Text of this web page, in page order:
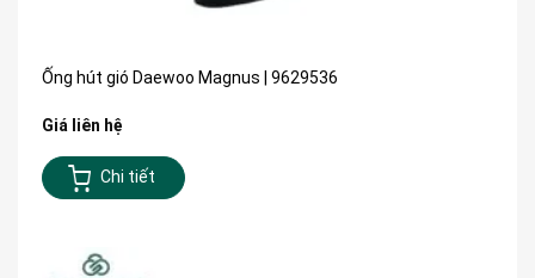
Ống hút gió Daewoo Magnus | 9629536
Giá liên hệ
Chi tiết